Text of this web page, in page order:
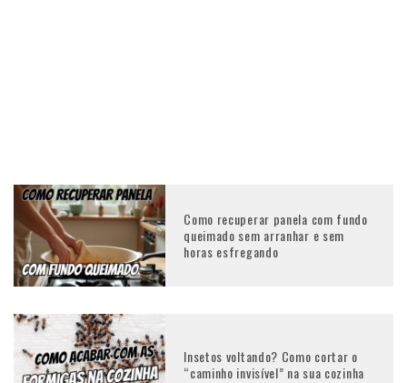
Como recuperar panela com fundo
queimado sem arranhar e sem
horas esfregando
Insetos voltando? Como cortar o
“caminho invisível” na sua cozinha